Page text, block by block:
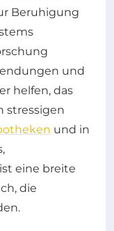
Beruhigung
und
helfen, das
stressigen
und in
eine breite
die